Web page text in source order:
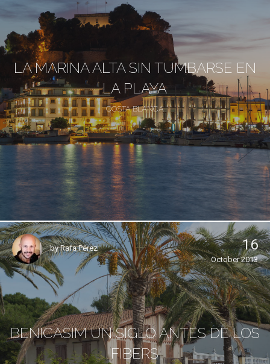
LA MARINA ALTA SIN TUMBARSE EN
LA PLAYA
COSTA BLANCA
byRafa Pérez 16
October 2013
BENICASIM UN SIGLO ANTES DE LOS
FIBERS